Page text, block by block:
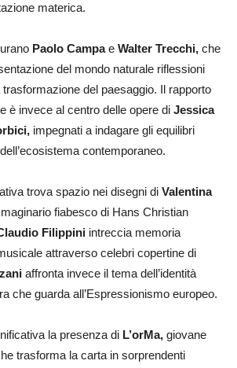
materica.
Paolo Campae Walter Trecchi, che
del mondo naturale riflessioni
del paesaggio. Il rapporto
è invece al centro delle opere di Jessica
impegnati a indagare gli equilibri
contemporaneo.
trova spazio nei disegni di Valentina
fiabesco di Hans Christian
Filippini intreccia memoria
attraverso celebri copertine di
affronta invece il tema dell’identità
che guarda all’Espressionismo europeo.
la presenza di L’orMa, giovane
trasforma la carta in sorprendenti